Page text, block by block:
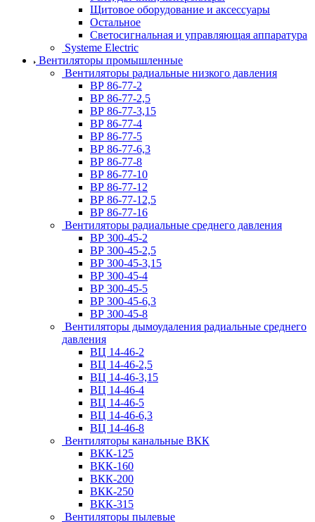
Щитовое оборудование и аксессуары
Остальное
Светосигнальная и управляющая аппаратура
Systeme Electric
Вентиляторы промышленные
Вентиляторы радиальные низкого давления
ВР 86-77-2
ВР 86-77-2,5
ВР 86-77-3,15
ВР 86-77-4
ВР 86-77-5
ВР 86-77-6,3
ВР 86-77-8
ВР 86-77-10
ВР 86-77-12
ВР 86-77-12,5
ВР 86-77-16
Вентиляторы радиальные среднего давления
ВР 300-45-2
ВР 300-45-2,5
ВР 300-45-3,15
ВР 300-45-4
ВР 300-45-5
ВР 300-45-6,3
ВР 300-45-8
Вентиляторы дымоудаления радиальные среднего
давления
ВЦ 14-46-2
ВЦ 14-46-2,5
ВЦ 14-46-3,15
ВЦ 14-46-4
ВЦ 14-46-5
ВЦ 14-46-6,3
ВЦ 14-46-8
Вентиляторы канальные ВКК
ВКК-125
ВКК-160
ВКК-200
ВКК-250
ВКК-315
Вентиляторы пылевые